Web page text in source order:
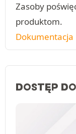
Zasoby
produktom.
Dokumentacja
DOSTĘP